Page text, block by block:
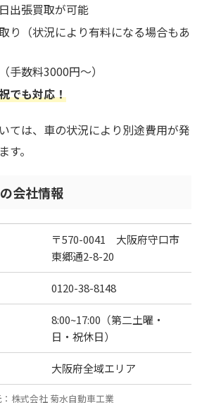
出張買取が可能
り（状況により有料になる場合もあ
手数料3000円～）
でも対応！
ては、車の状況により別途費用が発
。
会社情報
〒570-0041 大阪府守口市
東郷通2-8-20
0120-38-8148
8:00~17:00（第二土曜・
日・祝休日）
大阪府全域エリア
株式会社 菊水自動車工業